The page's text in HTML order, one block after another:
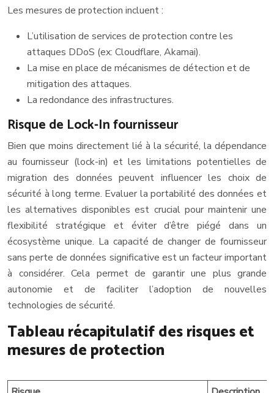
Les mesures de protection incluent :
L’utilisation de services de protection contre les
attaques DDoS (ex: Cloudflare, Akamai).
La mise en place de mécanismes de détection et de
mitigation des attaques.
La redondance des infrastructures.
Risque de Lock-In fournisseur
Bien que moins directement lié à la sécurité, la dépendance
au fournisseur (lock-in) et les limitations potentielles de
migration des données peuvent influencer les choix de
sécurité à long terme. Evaluer la portabilité des données et
les alternatives disponibles est crucial pour maintenir une
flexibilité stratégique et éviter d’être piégé dans un
écosystème unique. La capacité de changer de fournisseur
sans perte de données significative est un facteur important
à considérer. Cela permet de garantir une plus grande
autonomie et de faciliter l’adoption de nouvelles
technologies de sécurité.
Tableau récapitulatif des risques et
mesures de protection